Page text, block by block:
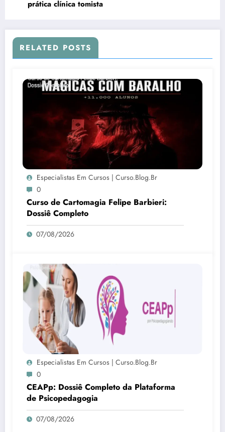
prática clínica tomista
RELATED POSTS
Especialistas Em Cursos | Curso.blog.br
0
Curso de Cartomagia Felipe Barbieri:
Dossiê Completo
07/08/2026
Especialistas Em Cursos | Curso.blog.br
0
CEAPp: Dossiê Completo da Plataforma
de Psicopedagogia
07/08/2026